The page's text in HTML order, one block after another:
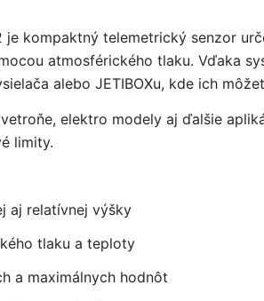
je kompaktný telemetrický senzor
atmosférického tlaku. Vďaka
alebo JETIBOXu, kde ich
elektro modely aj ďalšie
limity.
aj relatívnej výšky
tlaku a teploty
a maximálnych hodnôt